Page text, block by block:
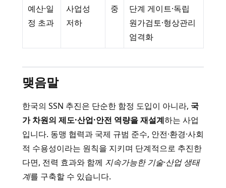
예산·일
정 초과
사업성
저하
중
단계 게이트·독립
원가검토·형상관리
엄격화
맺음말
한국의 SSN 추진은 단순한 함정 도입이 아니라, 국
가 차원의 제도·산업·안전 역량을 재설계하는 사업
입니다. 동맹 협력과 국제 규범 준수, 안전·환경·사회
적 수용성이라는 원칙을 지키며 단계적으로 추진한
다면, 전력 효과와 함께 지속가능한 기술·산업 생태
계를 구축할 수 있습니다.